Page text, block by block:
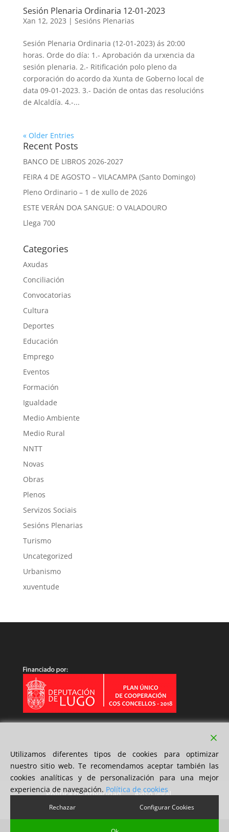
Sesión Plenaria Ordinaria 12-01-2023
Xan 12, 2023 | Sesións Plenarias
Sesión Plenaria Ordinaria (12-01-2023) ás 20:00
horas. Orde do día: 1.- Aprobación da urxencia da
sesión plenaria. 2.- Ritificación polo pleno da
corporación do acordo da Xunta de Goberno local de
data 09-01-2023. 3.- Dación de ontas das resolucións
de Alcaldía. 4.-...
« Older Entries
Recent Posts
BANCO DE LIBROS 2026-2027
FEIRA 4 DE AGOSTO – VILACAMPA (Santo Domingo)
Pleno Ordinario – 1 de xullo de 2026
ESTE VERÁN DOA SANGUE: O VALADOURO
Llega 700
Categories
Axudas
Conciliación
Convocatorias
Cultura
Deportes
Educación
Emprego
Eventos
Formación
Igualdade
Medio Ambiente
Medio Rural
NNTT
Novas
Obras
Plenos
Servizos Sociais
Sesións Plenarias
Turismo
Uncategorized
Urbanismo
xuventude
Política de privacidad
Aviso legal
Política de cookies
Utilizamos diferentes tipos de cookies para optimizar
nuestro sitio web. Te recomendamos aceptar también las
cookies analíticas y de personalización para una mejor
experiencia de navegación. Política de cookies
Rechazar Configurar Cookies